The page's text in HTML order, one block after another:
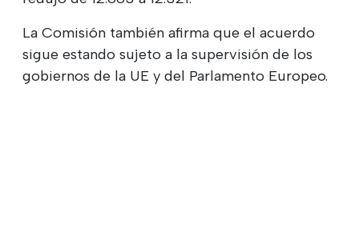
La Comisión también afirma que el acuerdo
sigue estando sujeto a la supervisión de los
gobiernos de la UE y del Parlamento Europeo.